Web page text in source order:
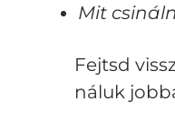
Mit
Fejtsd
náluk